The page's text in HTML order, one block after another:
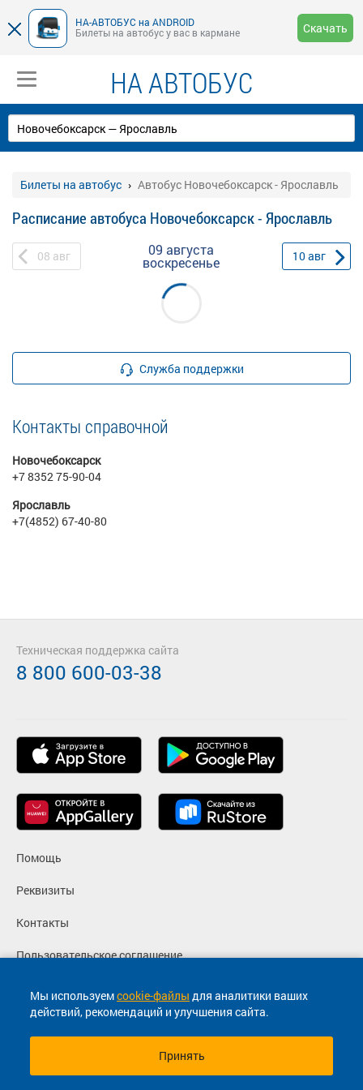
НА-АВТОБУС на ANDROID
Билеты на автобус у вас в кармане
Скачать
НА АВТОБУС
Билеты на автобус Автобус Новочебоксарск - Ярославль
Расписание автобуса Новочебоксарск - Ярославль
08 авг 09 августа
воскресенье 10авг
Служба поддержки
Контакты справочной
Новочебоксарск
+7 8352 75-90-04
Ярославль
+7(4852) 67-40-80
Мы используемcookie-файлы для аналитики ваших
действий, рекомендаций и улучшения сайта.
Принять
Помощь
Реквизиты
Контакты
Пользовательское соглашение
Политика конфиденциальности
Согласие на маркетинговые сообщения
Техническая поддержка сайта
8 800 600-03-38
© 2013-2026, ООО "Капитал"- Онлайн сервис продажи